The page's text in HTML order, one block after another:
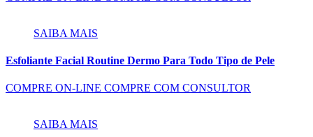
SAIBA MAIS
Esfoliante Facial Routine Dermo Para Todo Tipo de Pele
COMPRE ON-LINE COMPRE COM CONSULTOR
SAIBA MAIS